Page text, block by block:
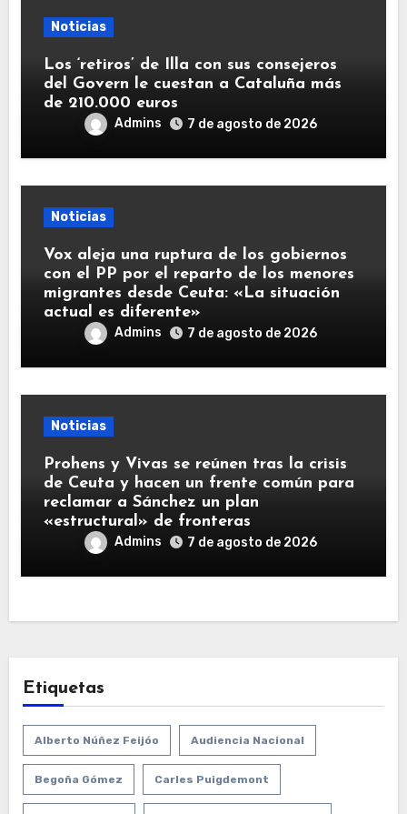
Noticias
Los ‘retiros’ de Illa con sus consejeros
del Govern le cuestan a Cataluña más
de 210.000 euros
Admins 7 de agosto de 2026
Noticias
Vox aleja una ruptura de los gobiernos
con el PP por el reparto de los menores
migrantes desde Ceuta: «La situación
actual es diferente»
Admins 7 de agosto de 2026
Noticias
Prohens y Vivas se reúnen tras la crisis
de Ceuta y hacen un frente común para
reclamar a Sánchez un plan
«estructural» de fronteras
Admins 7 de agosto de 2026
Etiquetas
Alberto Núñez Feijóo Audiencia Nacional
Begoña Gómez Carles Puigdemont